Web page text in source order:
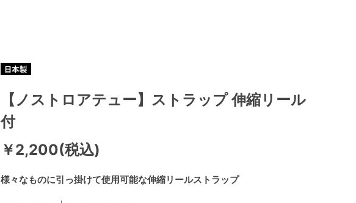
様々なものに引っ掛けて使用可能な伸縮リールストラップ
【ノストロアテュー】ストラップ 伸縮リール
付
￥2,200(税込)